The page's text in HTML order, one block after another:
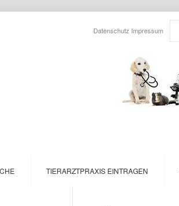
Datenschutz Impressum
TIERARZTPRAXIS EINTRAGEN